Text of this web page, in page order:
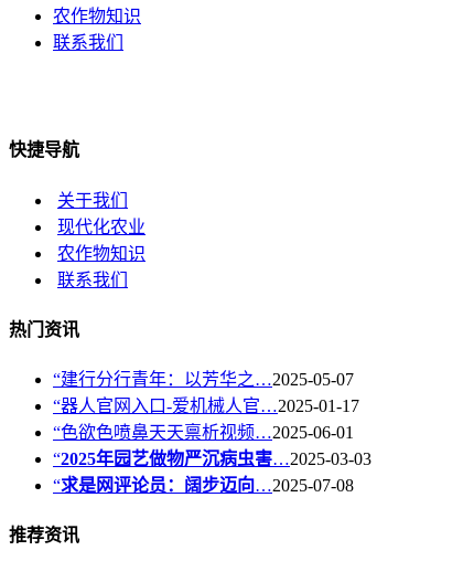
农作物知识
联系我们
快捷导航
关于我们
现代化农业
农作物知识
联系我们
热门资讯
“建行分行青年：以芳华之…2025-05-07
“器人官网入口-爱机械人官…2025-01-17
“色欲色喷鼻天天禀析视频…2025-06-01
“2025年园艺做物严沉病虫害…2025-03-03
“求是网评论员：阔步迈向…2025-07-08
推荐资讯